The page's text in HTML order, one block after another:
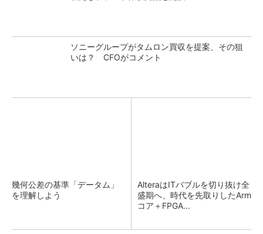
ソニーグループがタムロン買収を提案、その狙
いは？ CFOがコメント
幾何公差の基準「データム」
を理解しよう
AlteraはITバブルを切り抜け全
盛期へ、時代を先取りしたArm
コア＋FPGA...